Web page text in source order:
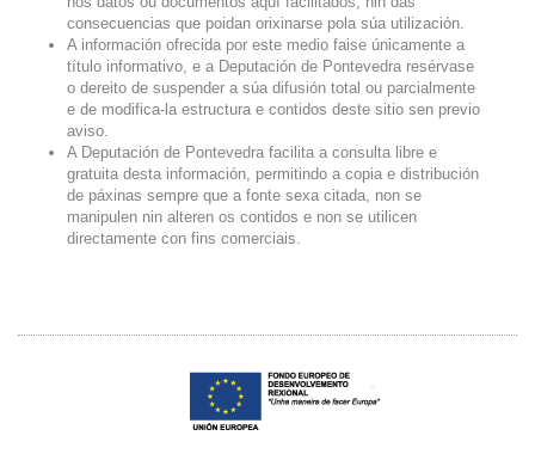
consecuencias que poidan orixinarse pola súa utilización.
A información ofrecida por este medio faise únicamente a
título informativo, e a Deputación de Pontevedra resérvase
o dereito de suspender a súa difusión total ou parcialmente
e de modifica-la estructura e contidos deste sitio sen previo
aviso.
A Deputación de Pontevedra facilita a consulta libre e
gratuita desta información, permitindo a copia e distribución
de páxinas sempre que a fonte sexa citada, non se
manipulen nin alteren os contidos e non se utilicen
directamente con fins comerciais.